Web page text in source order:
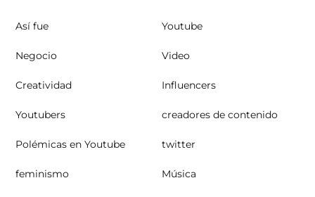
Así fue Youtube
Negocio Video
Creatividad Influencers
Youtubers creadores de contenido
Polémicas en Youtube twitter
feminismo Música